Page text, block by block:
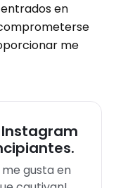
en
me
gusta en